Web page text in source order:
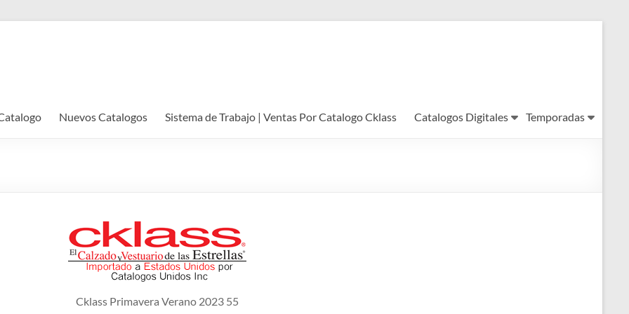
Nuevos Catalogos Sistema de Trabajo | Ventas Por Catalogo Cklass Catalogos Digitales Temporadas
Cklass Primavera Verano 2023 55